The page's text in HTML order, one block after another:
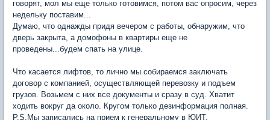
говорят, мол мы еще только готовимся, потом вас опросим, через
недельку поставим...
Думаю, что однажды придя вечером с работы, обнаружим, что
дверь закрыта, а домофоны в квартиры еще не
проведены...будем спать на улице.
Что касается лифтов, то лично мы собираемся заключать
договор с компанией, осуществляющей перевозку и подъем
грузов. Возьмем с них все документы и сразу в суд. Хватит
ходить вокруг да около. Кругом только дезинформация полная.
P.S.Мы записались на прием к генеральному в ЮИТ.